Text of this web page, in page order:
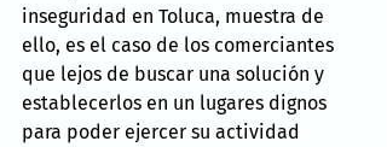
inseguridad en Toluca, muestra de
ello, es el caso de los comerciantes
que lejos de buscar una solución y
establecerlos en un lugares dignos
para poder ejercer su actividad